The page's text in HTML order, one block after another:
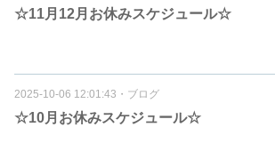
☆11月12月お休みスケジュール☆
2025-10-06 12:01:43 ・ ブログ
☆10月お休みスケジュール☆